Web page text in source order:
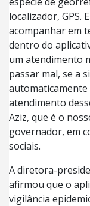
localizador, GPS.
acompanhar em
dentro do
um atendimento
passar mal, se a
automaticamente
atendimento
Aziz, que é o
governador, em
sociais.
A diretora-
afirmou que o
vigilância